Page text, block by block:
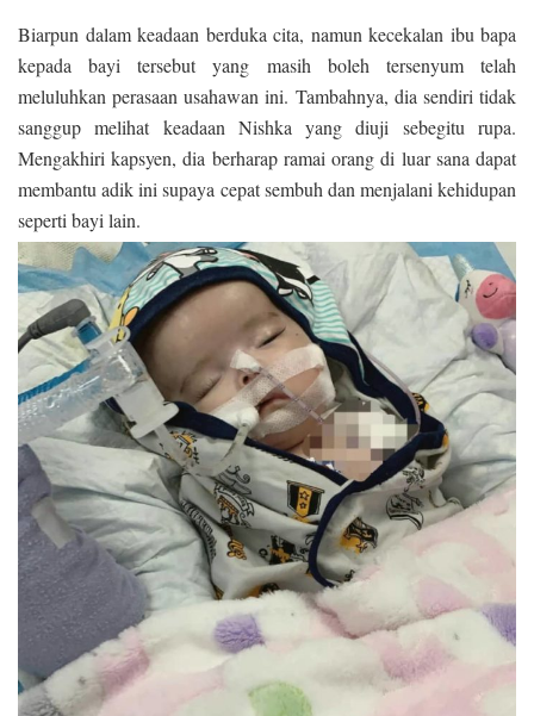
Biarpun dalam keadaan berduka cita, namun kecekalan ibu bapa
kepada bayi tersebut yang masih boleh tersenyum telah
meluluhkan perasaan usahawan ini. Tambahnya, dia sendiri tidak
sanggup melihat keadaan Nishka yang diuji sebegitu rupa.
Mengakhiri kapsyen, dia berharap ramai orang di luar sana dapat
membantu adik ini supaya cepat sembuh dan menjalani kehidupan
seperti bayi lain.